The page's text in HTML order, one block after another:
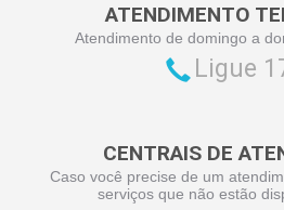
ATENDIMENTO
Atendimento de domingo a
Ligue
CENTRAIS DE
Caso você precise de um
serviços que não estão